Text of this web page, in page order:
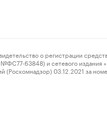
о регистрации
63848) и сетевого издания
(Роскомнадзор) 03.12.2021 за